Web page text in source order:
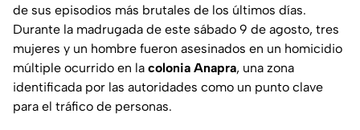
de sus episodios más brutales de los últimos días.
Durante la madrugada de este sábado 9 de agosto, tres
mujeres y un hombre fueron asesinados en un homicidio
múltiple ocurrido en la colonia Anapra, una zona
identificada por las autoridades como un punto clave
para el tráfico de personas.